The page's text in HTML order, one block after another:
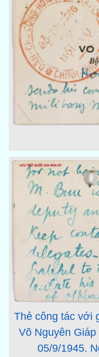
Thẻ công tác với
Võ Nguyên
05/9/1945.